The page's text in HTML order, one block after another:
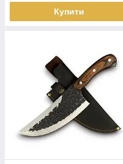
Купити